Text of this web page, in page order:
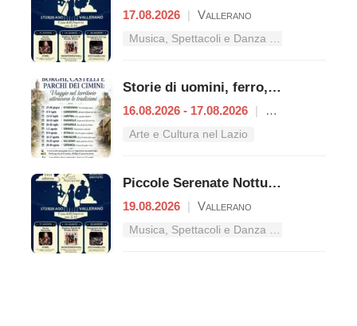
17.08.2026 | Vallerano
Storie di uomini, ferro, acque e cartiere
16.08.2026 - 17.08.2026 |
Arte e Cultura nel Lazio
Piccole Serenate Notturne
19.08.2026 | Vallerano